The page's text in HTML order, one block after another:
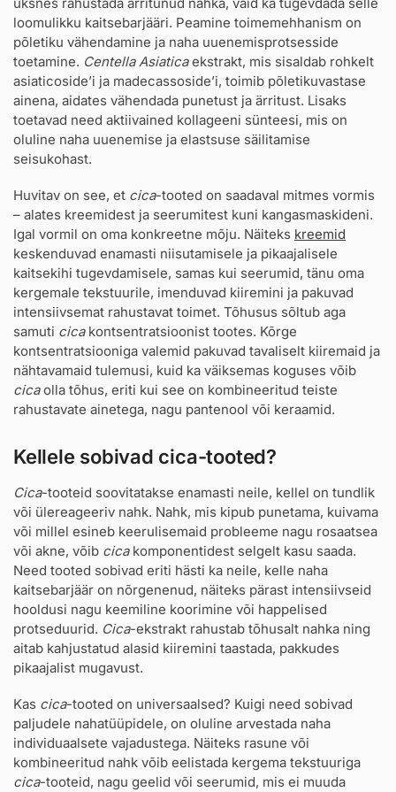
loomulikku kaitsebarjääri. Peamine toimemehhanism on
põletiku vähendamine ja naha uuenemisprotsesside
toetamine. Centella Asiaticaekstrakt, mis sisaldab rohkelt
asiaticoside’i ja madecassoside’i, toimib põletikuvastase
ainena, aidates vähendada punetust ja ärritust. Lisaks
toetavad need aktiivained kollageeni sünteesi, mis on
oluline naha uuenemise ja elastsuse säilitamise
seisukohast.
Huvitav on see, et cica-tooted on saadaval mitmes vormis
– alates kreemidest ja seerumitest kuni kangasmaskideni.
Igal vormil on oma konkreetne mõju. Näiteks kreemid
keskenduvad enamasti niisutamisele ja pikaajalisele
kaitsekihi tugevdamisele, samas kui seerumid, tänu oma
kergemale tekstuurile, imenduvad kiiremini ja pakuvad
intensiivsemat rahustavat toimet. Tõhusus sõltub aga
samuti cicakontsentratsioonist tootes. Kõrge
kontsentratsiooniga valemid pakuvad tavaliselt kiiremaid ja
nähtavamaid tulemusi, kuid ka väiksemas koguses võib
cicaolla tõhus, eriti kui see on kombineeritud teiste
rahustavate ainetega, nagu pantenool või keraamid.
Kellele sobivad cica-tooted?
Cica-tooteid soovitatakse enamasti neile, kellel on tundlik
või ülereageeriv nahk. Nahk, mis kipub punetama, kuivama
või millel esineb keerulisemaid probleeme nagu rosaatsea
või akne, võib cicakomponentidest selgelt kasu saada.
Need tooted sobivad eriti hästi ka neile, kelle naha
kaitsebarjäär on nõrgenenud, näiteks pärast intensiivseid
hooldusi nagu keemiline koorimine või happelised
protseduurid. Cica-ekstrakt rahustab tõhusalt nahka ning
aitab kahjustatud alasid kiiremini taastada, pakkudes
pikaajalist mugavust.
Kas cica-tooted on universaalsed? Kuigi need sobivad
paljudele nahatüüpidele, on oluline arvestada naha
individuaalsete vajadustega. Näiteks rasune või
kombineeritud nahk võib eelistada kergema tekstuuriga
cica-tooteid, nagu geelid või seerumid, mis ei muuda